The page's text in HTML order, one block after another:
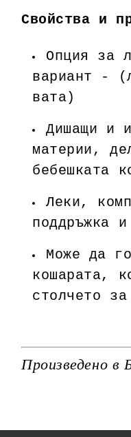
Свойства и
Опция за
вариант -
вата)
Дишащи и
материи,
бебешката
Леки,
поддръжка
Може да
кошарата,
столчето
Произведено в